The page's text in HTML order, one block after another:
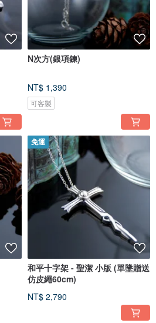
N次方(銀項鍊)
NT$ 1,390
可客製
免運
和平十字架 - 聖潔 小版 (單墬贈送
仿皮繩60cm)
NT$ 2,790